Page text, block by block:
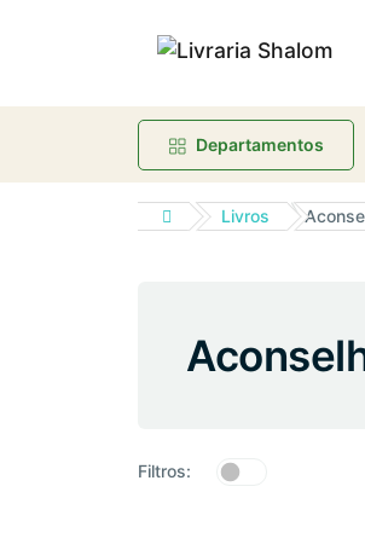
Departamentos
Livros
Filtros: